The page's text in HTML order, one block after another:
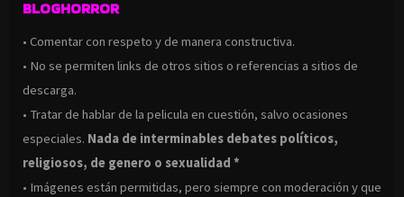
BLOGHORROR
• Comentar con respeto y de manera constructiva.
• No se permiten links de otros sitios o referencias a sitios de
descarga.
• Tratar de hablar de la pelicula en cuestión, salvo ocasiones
especiales. Nada de interminables debates políticos,
religiosos, de genero o sexualidad *
• Imágenes están permitidas, pero siempre con moderación y que